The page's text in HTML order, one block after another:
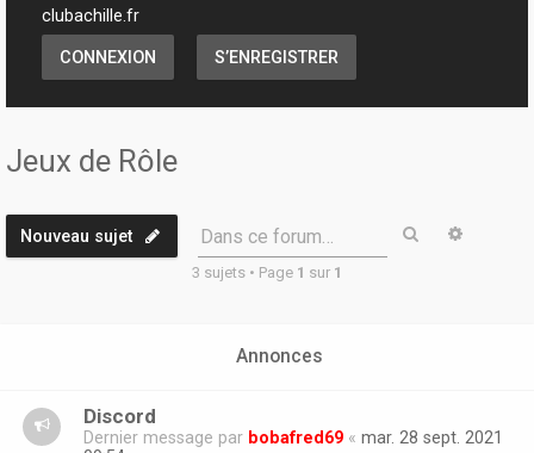
clubachille.fr
CONNEXION S’ENREGISTRER
Jeux de Rôle
Nouveau sujet Dans ce forum… Rechercher
3 sujets • Page 1 sur 1
Annonces
Discord
Dernier message par bobafred69 « mar. 28 sept. 2021